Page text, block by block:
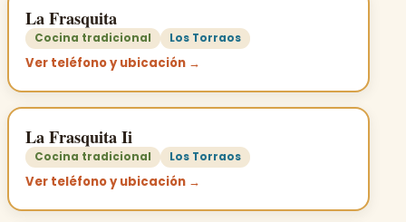
La Frasquita
Cocina tradicional Los Torraos
Ver teléfono y ubicación →
La Frasquita Ii
Cocina tradicional Los Torraos
Ver teléfono y ubicación →